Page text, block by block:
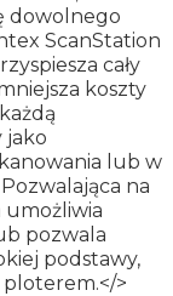
dowolnego
ScanStation
cały
koszty
jako
lub w
na
umożliwia
pozwala
podstawy,
>